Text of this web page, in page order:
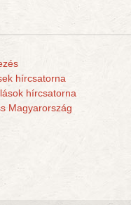
hírcsatorna
hírcsatorna
Magyarország